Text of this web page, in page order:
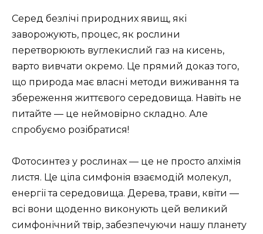
Серед безлічі природних явищ, які
заворожують, процес, як рослини
перетворюють вуглекислий газ на кисень,
варто вивчати окремо. Це прямий доказ того,
що природа має власні методи виживання та
збереження життєвого середовища. Навіть не
питайте — це неймовірно складно. Але
спробуємо розібратися!
Фотосинтез у рослинах — це не просто алхімія
листя. Це ціла симфонія взаємодій молекул,
енергії та середовища. Дерева, трави, квіти —
всі вони щоденно виконують цей великий
симфонічний твір, забезпечуючи нашу планету